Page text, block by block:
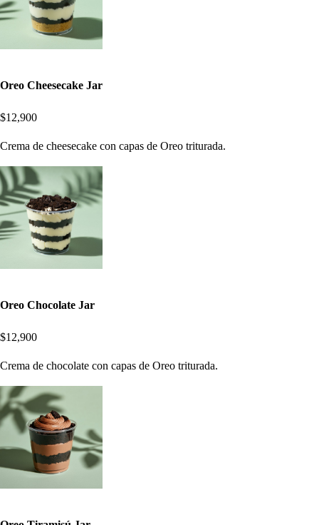
Oreo Cheesecake Jar
$12,900
Crema de cheesecake con capas de Oreo triturada.
Oreo Chocolate Jar
$12,900
Crema de chocolate con capas de Oreo triturada.